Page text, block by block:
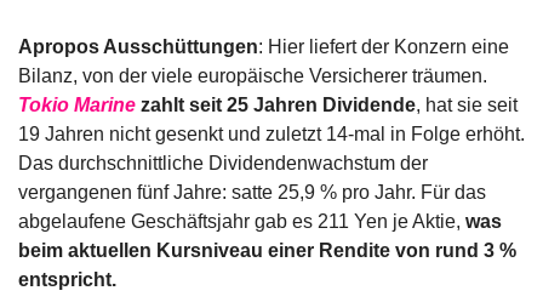
Apropos Ausschüttungen: Hier liefert der Konzern eine
Tokio Marine zahlt seit 25 Jahren Dividende, hat sie seit
19 Jahren nicht gesenkt und zuletzt 14-mal in Folge erhöht.
Das durchschnittliche Dividendenwachstum der
vergangenen fünf Jahre: satte 25,9 % pro Jahr. Für das
abgelaufene Geschäftsjahr gab es 211 Yen je Aktie, was
beim aktuellen Kursniveau einer Rendite von rund 3 %
entspricht.